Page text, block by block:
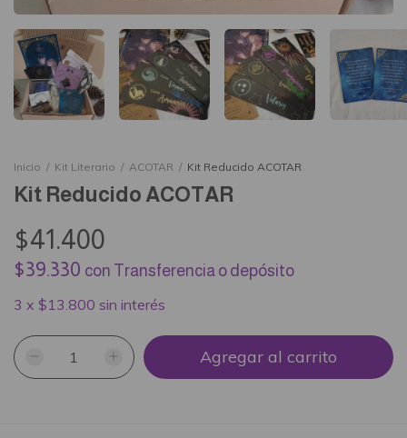
Inicio / Kit Literario / ACOTAR / Kit Reducido ACOTAR
Kit Reducido ACOTAR
$41.400
$39.330 con Transferencia o depósito
3 x $13.800 sin interés